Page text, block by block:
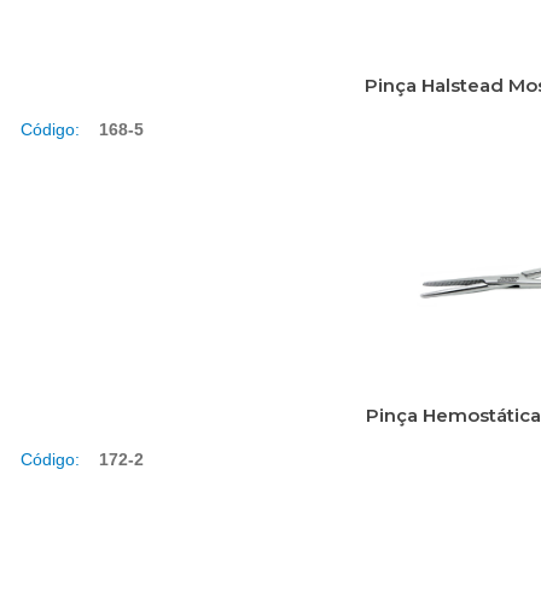
Pinça Halstead
Código: 168-5
Pinça
Código: 172-2